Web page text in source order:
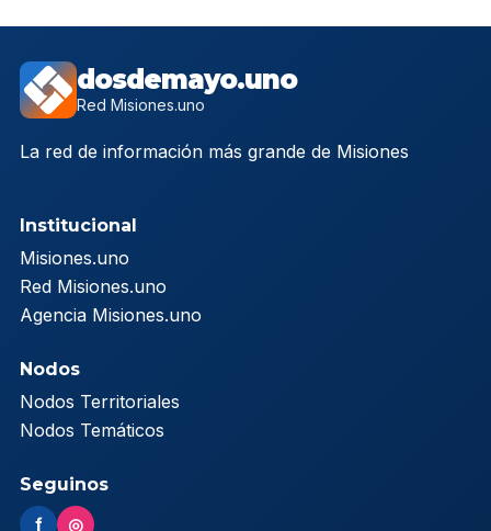
dosdemayo.uno
Red Misiones.uno
La red de información más grande de Misiones
Institucional
Misiones.uno
Red Misiones.uno
Agencia Misiones.uno
Nodos
Nodos Territoriales
Nodos Temáticos
Seguinos
f ◎